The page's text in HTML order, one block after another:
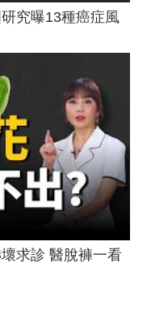
究曝13種癌症風
求診 醫脫褲一看